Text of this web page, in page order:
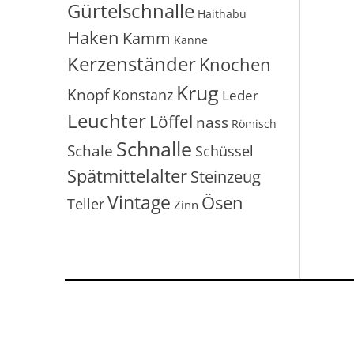
Gürtelschnalle Haithabu
Haken Kamm Kanne
KerzenständerKnochen
Knopf Konstanz Krug Leder
Leuchter Löffel nass Römisch
Schale Schnalle Schüssel
SpätmittelalterSteinzeug
TellerVintage Zinn Ösen